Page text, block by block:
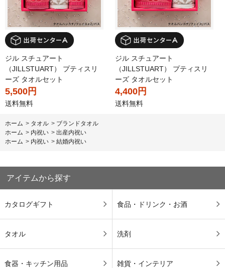
ジル スチュアート
（JILLSTUART） プティスリ
ーズ タオルセット
5,500円
送料無料
ジル スチュアート
（JILLSTUART） プティスリ
ーズ タオルセット
4,400円
送料無料
ホーム > タオル > ブランドタオル
ホーム > 内祝い > 出産内祝い
ホーム > 内祝い > 結婚内祝い
アイテムから探す
カタログギフト 食品・ドリンク・お酒
タオル 洗剤
食器・キッチン用品 雑貨・インテリア